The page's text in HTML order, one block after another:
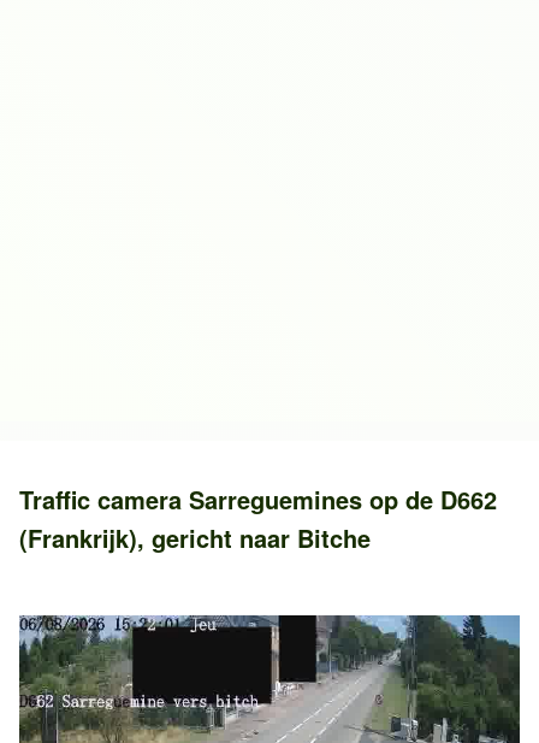
Traffic camera Sarreguemines op de D662
(Frankrijk), gericht naar Bitche